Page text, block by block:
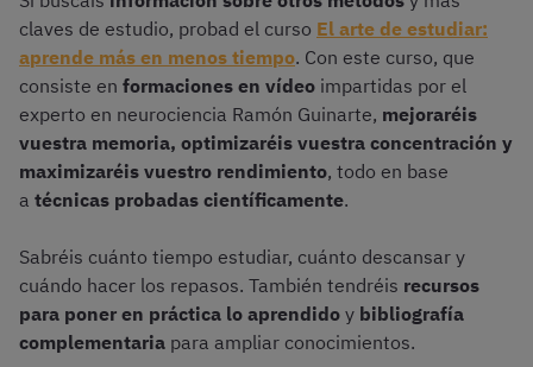
claves de estudio, probad el curso El arte de estudiar:
aprende más en menos tiempo. Con este curso, que
consiste en formaciones en vídeo impartidas por el
experto en neurociencia Ramón Guinarte, mejoraréis
vuestra memoria, optimizaréis vuestra concentración y
maximizaréis vuestro rendimiento, todo en base
a técnicas probadas científicamente.
Sabréis cuánto tiempo estudiar, cuánto descansar y
cuándo hacer los repasos. También tendréis recursos
para poner en práctica lo aprendido y bibliografía
complementaria para ampliar conocimientos.